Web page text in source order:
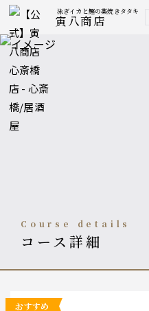
泳ぎイカと鰹の藁焼きタタキ
寅八商店
course details
コース詳細
おすすめ